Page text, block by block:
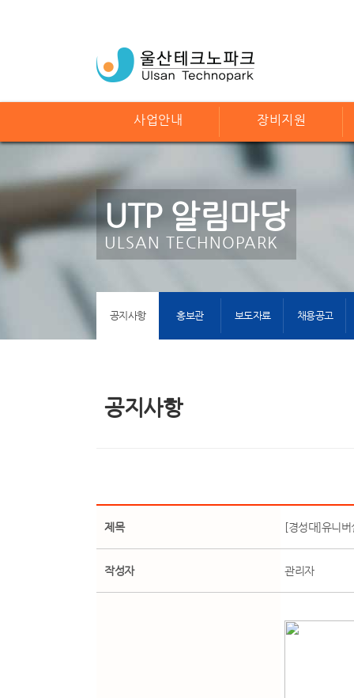
사업안내 장비지원
UTP 알림마당
ULSAN TECHNOPARK
공지사항 홍보관 보도자료 채용공고
공지사항
제목 [경성대]유니
작성자 관리자